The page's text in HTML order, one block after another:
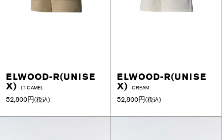
ELWOOD-R(UNISE
X)
LT CAMEL
52,800円(税込)
ELWOOD-R(UNISE
X)
CREAM
52,800円(税込)